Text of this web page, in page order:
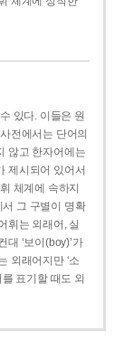
있다. 이들은 원
전에서는 단어의
않고 한자어에는
제시되어 있어서
체계에 속하지
그 구별이 명확
휘는 외래어, 실
대 ‘보이(boy)’가
외래어지만 ‘소
표기할 때도 외